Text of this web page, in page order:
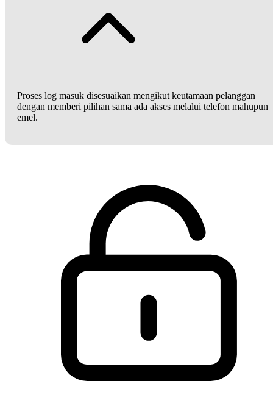
Proses log masuk disesuaikan mengikut keutamaan pelanggan
dengan memberi pilihan sama ada akses melalui telefon mahupun
emel.